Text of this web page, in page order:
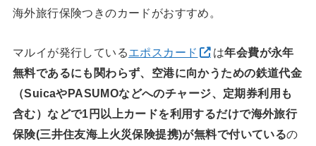
海外旅行保険つきのカードがおすすめ。
マルイが発行しているエポスカード は年会費が永年
無料であるにも関わらず、空港に向かうための鉄道代金
（SuicaやPASUMOなどへのチャージ、定期券利用も
含む）などで1円以上カードを利用するだけで海外旅行
保険(三井住友海上火災保険提携)が無料で付いているの